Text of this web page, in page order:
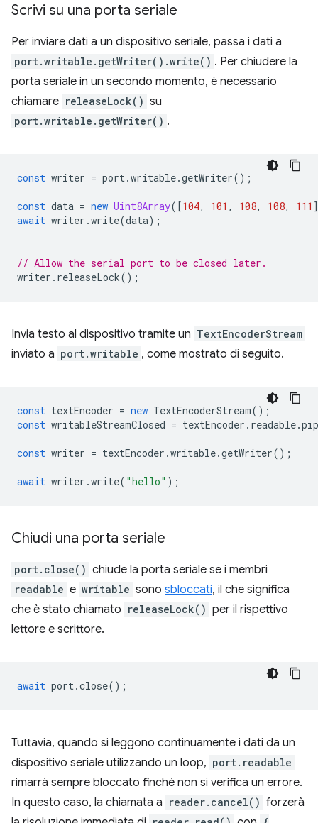
Scrivi su una porta seriale
Per inviare dati a un dispositivo seriale, passa i dati a
port.writable.getWriter().write() . Per chiudere la
porta seriale in un secondo momento, è necessario
chiamare releaseLock() su
port.writable.getWriter() .
const writer = port.writable.getWriter();
const data = new Uint8Array([104, 101 , 108, 108, 111
await writer .write(data);
// Allow the serial port to be closed later.
writer . releaseLock();
Invia testo al dispositivo tramite un TextEncoderStream
inviato a port.writable , come mostrato di seguito.
const textEncoder = new TextEncoderStream();
const writableStreamClosed = textEncoder . readable.
const writer = textEncoder .writable.getWriter();
await writer .write( "hello" );
Chiudi una porta seriale
port.close() chiude la porta seriale se i membri
readable e writable sono sbloccati, il che significa
che è stato chiamato releaseLock() per il rispettivo
lettore e scrittore.
await port.close();
Tuttavia, quando si leggono continuamente i dati da un
dispositivo seriale utilizzando un loop, port.readable
rimarrà sempre bloccato finché non si verifica un errore.
In questo caso, la chiamata a reader.cancel() forzerà